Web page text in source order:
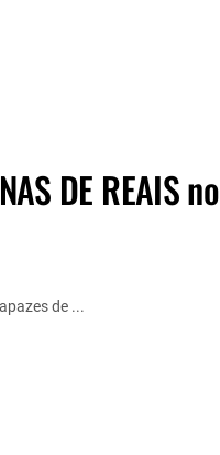
DE REAIS no
de ...